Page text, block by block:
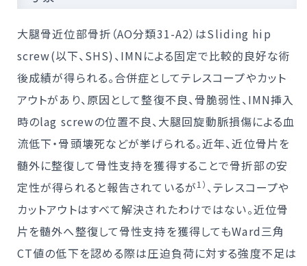
大腿骨近位部骨折（AO分類31-A2）はSliding hip
screw(以下、SHS)、IMNによる固定で比較的良好な術
後成績が得られる。合併症としてテレスコープやカット
アウトがあり、原因として整復不良、骨脆弱性、IMN挿入
時のlag screwの位置不良、大腿回旋動脈損傷による血
流低下・骨頭壊死などが挙げられる。近年、近位骨片を
髄外に整復して骨性支持を獲得することで骨折部の安
定性が得られると報告されているが1） 、テレスコープや
カットアウトはすべて解決されたわけではない。近位骨
片を髄外へ整復して骨性支持を獲得してもWard三角
CT値の低下を認める際は圧迫負荷に対する強度不足は